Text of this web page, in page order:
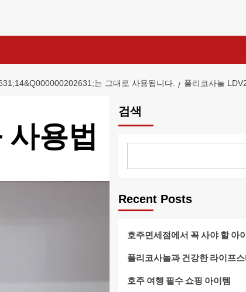
는 그대로 사용됩니다. 폴리코사놀
용법
검색
Recent Posts
호주면세점에서 꼭 사야 할 아
폴리코사놀과 건강한 라이프
호주 여행 필수 쇼핑 아이템